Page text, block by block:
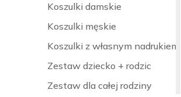
Koszulki damskie
Koszulki męskie
Koszulki z własnym nadrukiem
Zestaw dziecko + rodzic
Zestaw dla całej rodziny